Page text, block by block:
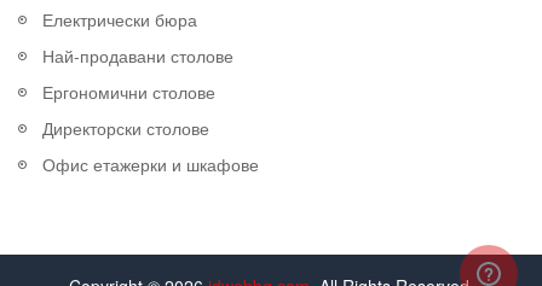
Електрически бюра
Най-продавани столове
Ергономични столове
Директорски столове
Офис етажерки и шкафове